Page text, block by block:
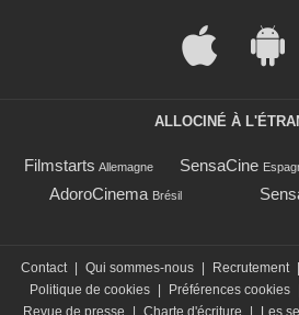
ALLOCINÉ À
Filmstarts Allemagne SensaCine
AdoroCinema Brésil
Contact Qui sommes-nous Recrutement
Politique de cookies
Préférences cookies